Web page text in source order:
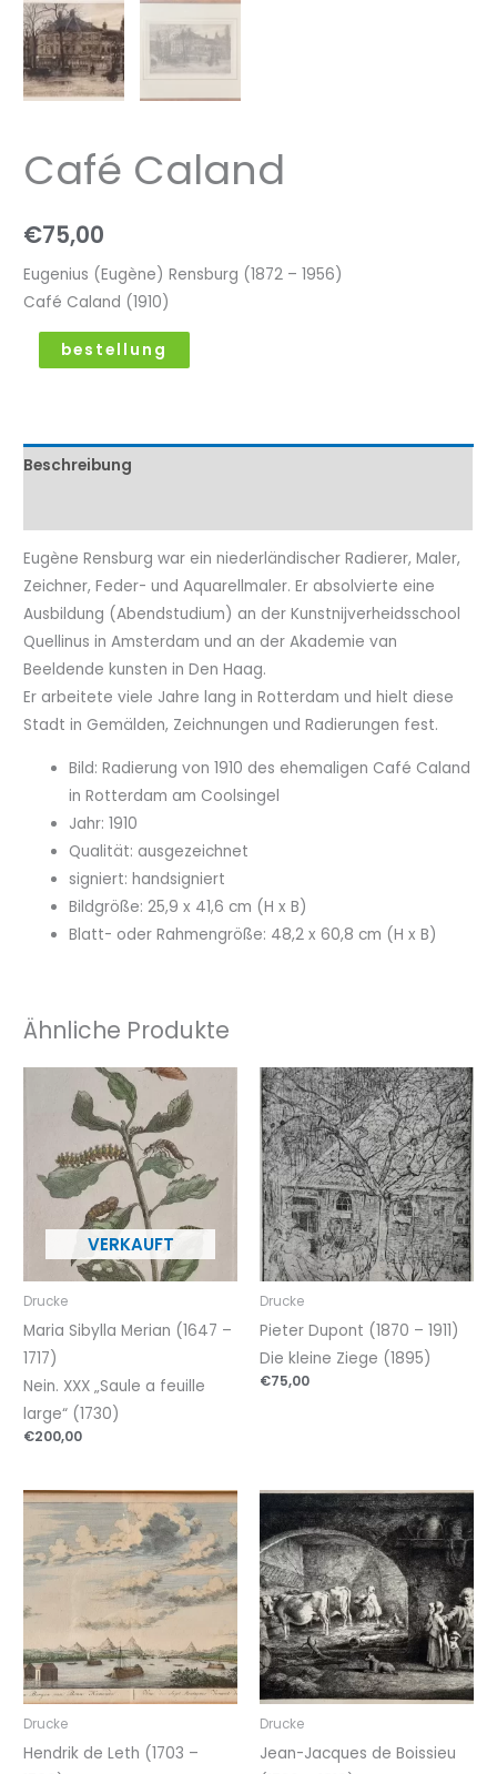
Café Caland
€75,00
Eugenius (Eugène) Rensburg (1872 – 1956)
Café Caland (1910)
bestellung
Beschreibung
Eugène Rensburg war ein niederländischer Radierer, Maler,
Zeichner, Feder- und Aquarellmaler. Er absolvierte eine
Ausbildung (Abendstudium) an der Kunstnijverheidsschool
Quellinus in Amsterdam und an der Akademie van
Beeldende kunsten in Den Haag.
Er arbeitete viele Jahre lang in Rotterdam und hielt diese
Stadt in Gemälden, Zeichnungen und Radierungen fest.
Bild: Radierung von 1910 des ehemaligen Café Caland
in Rotterdam am Coolsingel
Jahr: 1910
Qualität: ausgezeichnet
signiert: handsigniert
Bildgröße: 25,9 x 41,6 cm (H x B)
Blatt- oder Rahmengröße: 48,2 x 60,8 cm (H x B)
Ähnliche Produkte
Drucke
Maria Sibylla Merian (1647 –
1717)
Nein. XXX „Saule a feuille
large“ (1730)
€200,00
Drucke
Pieter Dupont (1870 – 1911)
Die kleine Ziege (1895)
€75,00
Drucke
Hendrik de Leth (1703 –
Drucke
Jean-Jacques de Boissieu